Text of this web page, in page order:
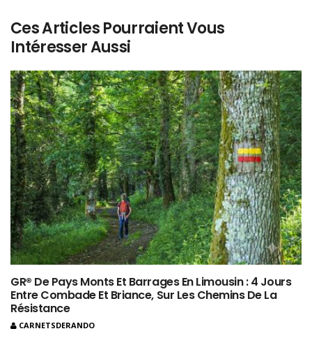
Ces Articles Pourraient Vous
Intéresser Aussi
GR® De Pays Monts Et Barrages En Limousin : 4 Jours
Entre Combade Et Briance, Sur Les Chemins De La
Résistance
CARNETSDERANDO